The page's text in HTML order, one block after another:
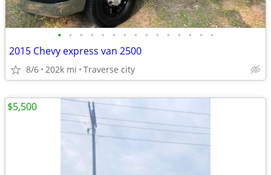
• • • • • • • • • • • • • • •
2015 Chevy express van 2500
8/6 202k mi Traverse city
$5,500